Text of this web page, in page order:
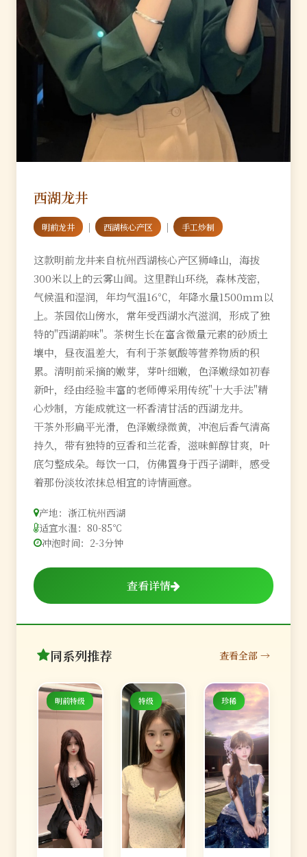
西湖龙井
明前龙井 ｜ 西湖核心产区 ｜ 手工炒制
这款明前龙井来自杭州西湖核心产区狮峰山，海拔
300米以上的云雾山间。这里群山环绕，森林茂密，
气候温和湿润，年均气温16℃，年降水量1500mm以
上。茶园依山傍水，常年受西湖水汽滋润，形成了独
特的"西湖韵味"。茶树生长在富含微量元素的砂质土
壤中，昼夜温差大，有利于茶氨酸等营养物质的积
累。清明前采摘的嫩芽，芽叶细嫩，色泽嫩绿如初春
新叶，经由经验丰富的老师傅采用传统"十大手法"精
心炒制，方能成就这一杯香清甘活的西湖龙井。
干茶外形扁平光滑，色泽嫩绿微黄，冲泡后香气清高
持久，带有独特的豆香和兰花香，滋味鲜醇甘爽，叶
底匀整成朵。每饮一口，仿佛置身于西子湖畔，感受
着那份淡妆浓抹总相宜的诗情画意。
产地：浙江杭州西湖
适宜水温：80-85℃
冲泡时间：2-3分钟
查看详情
同系列推荐 查看全部 →
明前特级 特级 珍稀